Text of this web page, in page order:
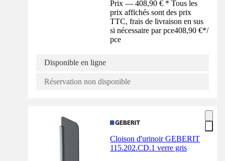
Prix — 408,90 € * Tous les
prix affichés sont des prix
TTC, frais de livraison en sus
si nécessaire par pce408,90 €*/
pce
Disponible en ligne
Réservation non disponible
Cloison d'urinoir GEBERIT
115.202.CD.1 verre gris